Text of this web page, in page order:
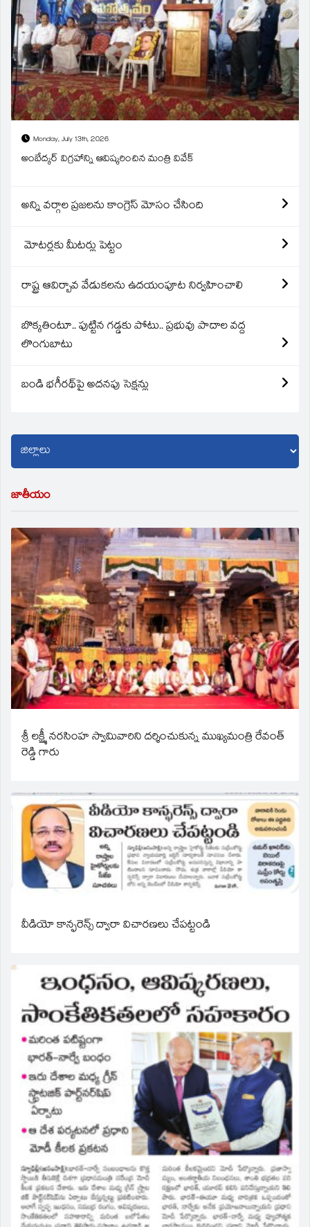
Monday, July 13th, 2026
అంబేద్కర్ విగ్రహాన్ని ఆవిష్కరించిన మంత్రి వివేక్
అన్ని వర్గాల ప్రజలను కాంగ్రెస్ మోసం చేసింది
మోటర్లకు మీటర్లు పెట్టం
రాష్ట్ర ఆవిర్బావ వేడుకలను ఉదయంపూట నిర్వహించాలి
బొక్కతింటూ.. పుట్టిన గడ్డకు పోటు.. ప్రభువు పాదాల వద్ద
లొంగుబాటు
బండి భగీరథ్‌పై అదనపు సెక్షన్లు
జాతీయం
శ్రీ లక్ష్మీ నరసింహ స్వామివారిని దర్శించుకున్న ముఖ్యమంత్రి రేవంత్
రెడ్డి గారు
వీడియో కాన్ఫరెన్స్ ద్వారా విచారణలు చేపట్టండి